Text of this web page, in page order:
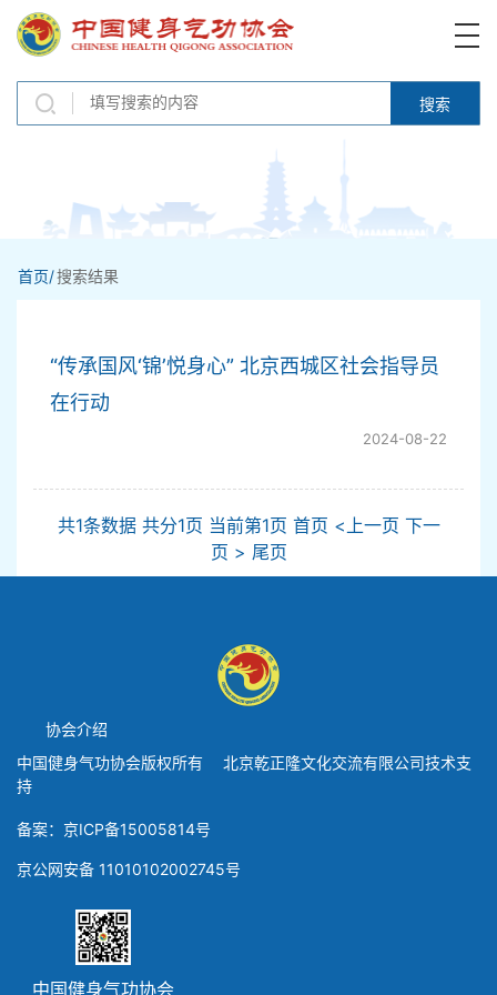
搜索
首页/搜索结果
“传承国风‘锦’悦身心” 北京西城区社会指导员
在行动
2024-08-22
共1条数据 共分1页 当前第1页 首页 <上一页 下一
页 > 尾页
协会介绍
中国健身气功协会版权所有 北京乾正隆文化交流有限公司技术支
持
备案：京ICP备15005814号
京公网安备 11010102002745号
中国健身气功协会